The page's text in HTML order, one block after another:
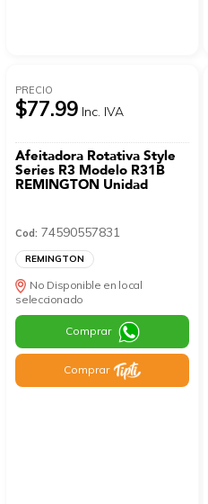
PRECIO
$77.99 Inc. IVA
Afeitadora Rotativa Style
Series R3 Modelo R31B
REMINGTON Unidad
Cod: 74590557831
REMINGTON
No Disponible en local
seleccionado
Comprar
Comprar